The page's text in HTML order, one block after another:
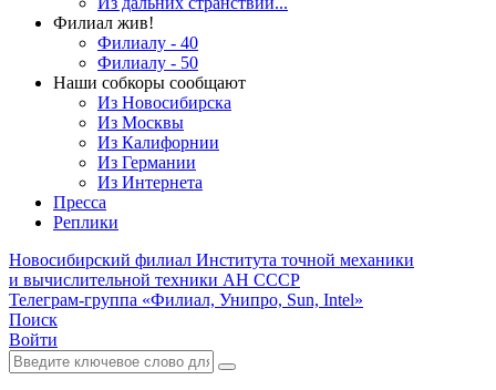
Филиал жив!
Филиалу - 40
Филиалу - 50
Наши собкоры сообщают
Из Новосибирска
Из Москвы
Из Калифорнии
Из Германии
Из Интернета
Пресса
Реплики
Новосибирский филиал Института точной механики
и вычислительной техники АН СССР
Телеграм-группа «Филиал, Унипро, Sun, Intel»
Поиск
Войти